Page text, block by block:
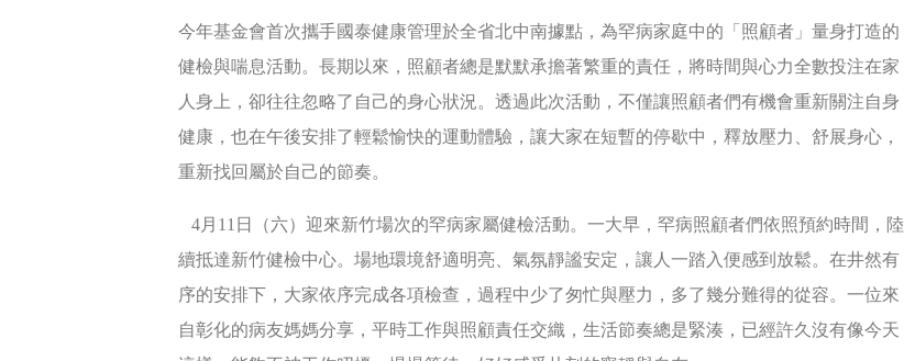
今年基金會首次攜手國泰健康管理於全省北中南據點，為罕病家庭中的「照顧者」量身打造的
健檢與喘息活動。長期以來，照顧者總是默默承擔著繁重的責任，將時間與心力全數投注在家
人身上，卻往往忽略了自己的身心狀況。透過此次活動，不僅讓照顧者們有機會重新關注自身
健康，也在午後安排了輕鬆愉快的運動體驗，讓大家在短暫的停歇中，釋放壓力、舒展身心，
重新找回屬於自己的節奏。
4月11日（六）迎來新竹場次的罕病家屬健檢活動。一大早，罕病照顧者們依照預約時間，陸
續抵達新竹健檢中心。場地環境舒適明亮、氣氛靜謐安定，讓人一踏入便感到放鬆。在井然有
序的安排下，大家依序完成各項檢查，過程中少了匆忙與壓力，多了幾分難得的從容。一位來
自彰化的病友媽媽分享，平時工作與照顧責任交織，生活節奏總是緊湊，已經許久沒有像今天